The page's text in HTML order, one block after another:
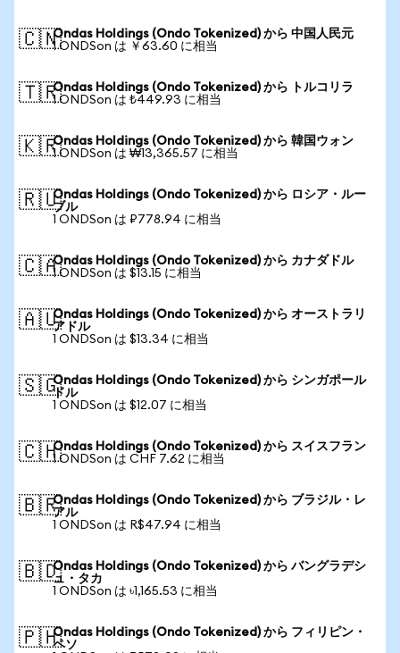
🇨🇳Ondas Holdings (Ondo Tokenized) から 中国人民元
1 ONDSon は ￥63.60 に相当
🇹🇷Ondas Holdings (Ondo Tokenized) から トルコリラ
1 ONDSon は ₺449.93 に相当
🇰🇷Ondas Holdings (Ondo Tokenized) から 韓国ウォン
1 ONDSon は ₩13,365.57 に相当
🇷🇺Ondas Holdings (Ondo Tokenized) から ロシア・ルー
ブル
1 ONDSon は ₽778.94 に相当
🇨🇦Ondas Holdings (Ondo Tokenized) から カナダドル
1 ONDSon は $13.15 に相当
🇦🇺Ondas Holdings (Ondo Tokenized) から オーストラリ
アドル
1 ONDSon は $13.34 に相当
🇸🇬Ondas Holdings (Ondo Tokenized) から シンガポール
ドル
1 ONDSon は $12.07 に相当
🇨🇭Ondas Holdings (Ondo Tokenized) から スイスフラン
1 ONDSon は CHF 7.62 に相当
🇧🇷Ondas Holdings (Ondo Tokenized) から ブラジル・レ
アル
1 ONDSon は R$47.94 に相当
🇧🇩Ondas Holdings (Ondo Tokenized) から バングラデシ
ュ・タカ
1 ONDSon は ৳1,165.53 に相当
🇵🇭Ondas Holdings (Ondo Tokenized) から フィリピン・
ペソ